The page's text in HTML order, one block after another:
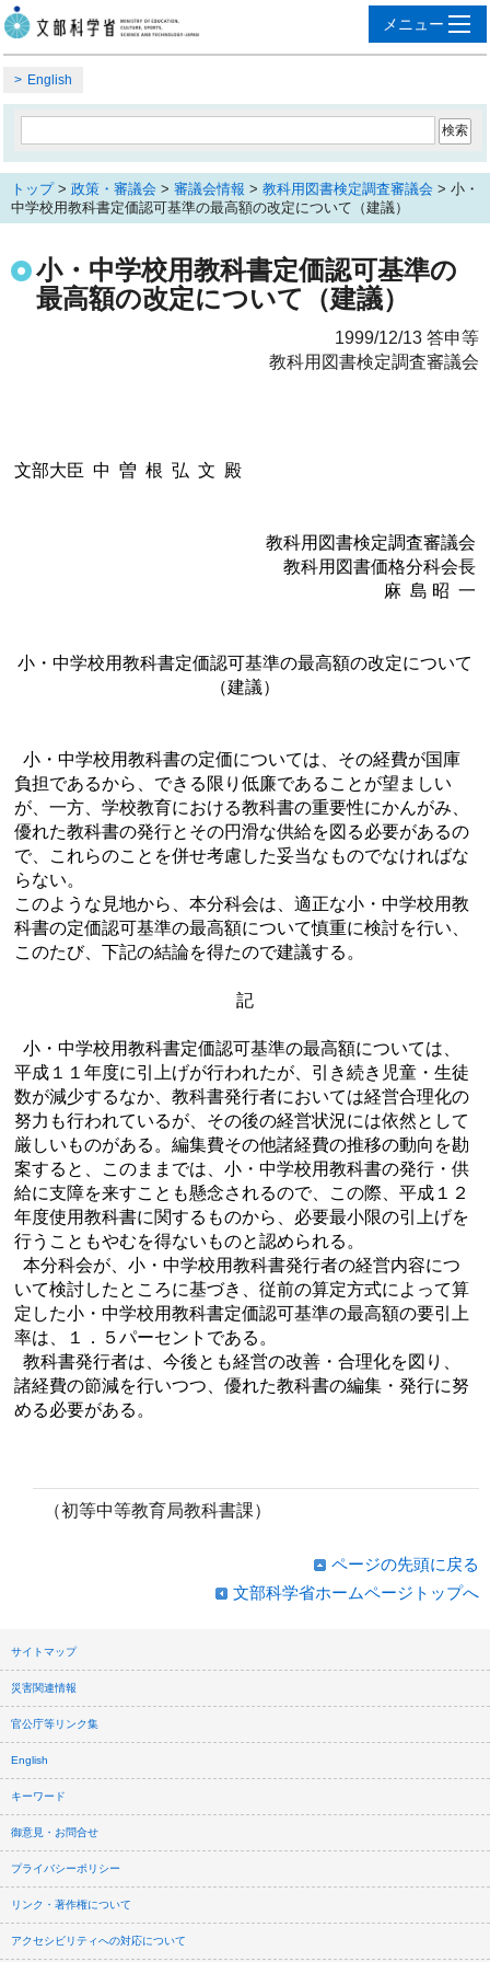
English
トップ> 政策・審議会 > 審議会情報 > 教科用図書検定調査審議会 > 小・
中学校用教科書定価認可基準の最高額の改定について（建議）
小・中学校用教科書定価認可基準の
最高額の改定について（建議）
1999/12/13 答申等
教科用図書検定調査審議会
文部大臣 中 曽 根 弘 文 殿
教科用図書検定調査審議会
教科用図書価格分科会長
麻 島 昭 一
小・中学校用教科書定価認可基準の最高額の改定について
（建議）
小・中学校用教科書の定価については、その経費が国庫
負担であるから、できる限り低廉であることが望ましい
が、一方、学校教育における教科書の重要性にかんがみ、
優れた教科書の発行とその円滑な供給を図る必要があるの
で、これらのことを併せ考慮した妥当なものでなければな
らない。
このような見地から、本分科会は、適正な小・中学校用教
科書の定価認可基準の最高額について慎重に検討を行い、
このたび、下記の結論を得たので建議する。
記
小・中学校用教科書定価認可基準の最高額については、
平成１１年度に引上げが行われたが、引き続き児童・生徒
数が減少するなか、教科書発行者においては経営合理化の
努力も行われているが、その後の経営状況には依然として
厳しいものがある。編集費その他諸経費の推移の動向を勘
案すると、このままでは、小・中学校用教科書の発行・供
給に支障を来すことも懸念されるので、この際、平成１２
年度使用教科書に関するものから、必要最小限の引上げを
行うこともやむを得ないものと認められる。
本分科会が、小・中学校用教科書発行者の経営内容につ
いて検討したところに基づき、従前の算定方式によって算
定した小・中学校用教科書定価認可基準の最高額の要引上
率は、１．５パーセントである。
教科書発行者は、今後とも経営の改善・合理化を図り、
諸経費の節減を行いつつ、優れた教科書の編集・発行に努
める必要がある。
（初等中等教育局教科書課）
ページの先頭に戻る
文部科学省ホームページトップへ
サイトマップ
災害関連情報
官公庁等リンク集
English
キーワード
御意見・お問合せ
プライバシーポリシー
リンク・著作権について
アクセシビリティへの対応について